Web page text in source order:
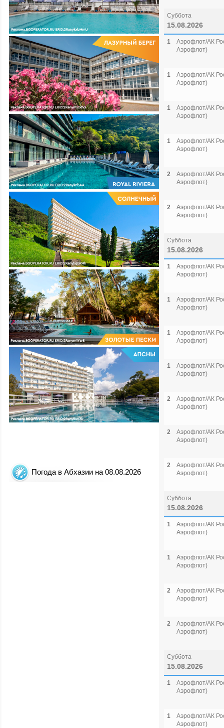
Погода в Абхазии на 08.08.2026
Суббота
15.08.2026
1
Аэрофлот/АК
Аэрофлот)
1
Аэрофлот/АК
Аэрофлот)
1
Аэрофлот/АК
Аэрофлот)
1
Аэрофлот/АК
Аэрофлот)
2
Аэрофлот/АК
Аэрофлот)
2
Аэрофлот/АК
Аэрофлот)
Суббота
15.08.2026
1
Аэрофлот/АК
Аэрофлот)
1
Аэрофлот/АК
Аэрофлот)
1
Аэрофлот/АК
Аэрофлот)
1
Аэрофлот/АК
Аэрофлот)
2
Аэрофлот/АК
Аэрофлот)
2
Аэрофлот/АК
Аэрофлот)
2
Аэрофлот/АК
Аэрофлот)
Суббота
15.08.2026
1
Аэрофлот/АК
Аэрофлот)
1
Аэрофлот/АК
Аэрофлот)
2
Аэрофлот/АК
Аэрофлот)
2
Аэрофлот/АК
Аэрофлот)
Суббота
15.08.2026
1
Аэрофлот/АК
Аэрофлот)
1
Аэрофлот/АК
Аэрофлот)